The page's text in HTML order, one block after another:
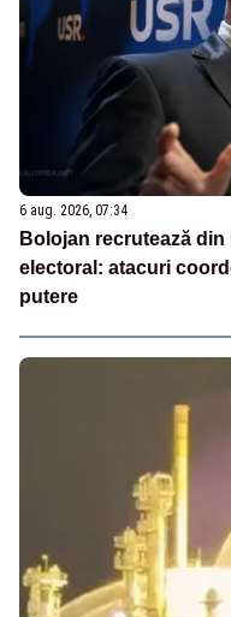
6 aug. 2026, 07:34
Bolojan recrutează
electoral: atacuri
putere